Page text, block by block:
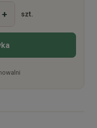
+ szt.